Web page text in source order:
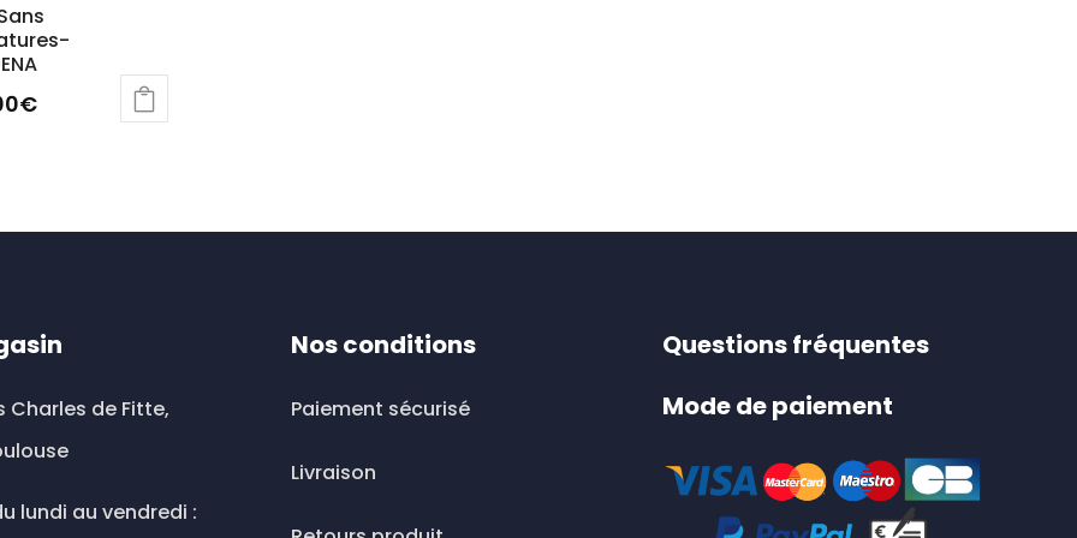
€
Charles de Fitte,
lundi au vendredi :
Nos conditions
Paiement sécurisé
Livraison
Questions fréquentes
Mode de paiement